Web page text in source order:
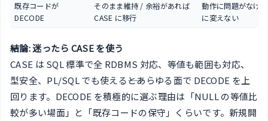
既存コードが
DECODE
そのまま維持 / 余裕があれば
CASE に移行
動作に問題がなけ
に変えない
結論: 迷ったら CASE を使う
CASE は SQL 標準で全 RDBMS 対応、等値も範囲も対応、
型安全、PL/SQL でも使える――とあらゆる面で DECODE を上
回ります。DECODE を積極的に選ぶ理由は「NULL の等値比
較が多い場面」と「既存コードの保守」くらいです。新規開